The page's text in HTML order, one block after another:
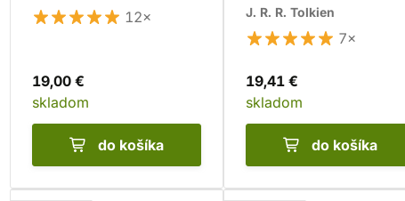
12×
19,00 €
skladom
do košíka
J. R. R. Tolkien
7×
19,41 €
skladom
do košíka